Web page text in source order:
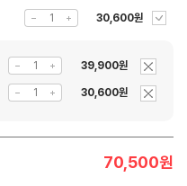
30,600원
39,900원
30,600원
70,500원